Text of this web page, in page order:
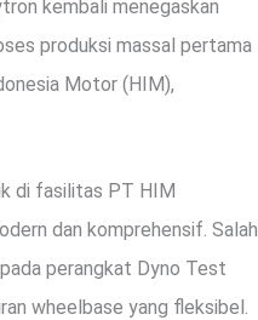
kembali menegaskan
produksi massal pertama
Motor (HIM),
di fasilitas PT HIM
dan komprehensif. Salah
perangkat Dyno Test
wheelbase yang fleksibel.